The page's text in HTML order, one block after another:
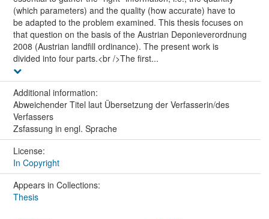
(which parameters) and the quality (how accurate) have to
be adapted to the problem examined. This thesis focuses on
that question on the basis of the Austrian Deponieverordnung
2008 (Austrian landfill ordinance). The present work is
divided into four parts.<br />The first...
Additional information:
Abweichender Titel laut Übersetzung der Verfasserin/des
Verfassers
Zsfassung in engl. Sprache
License:
In Copyright
Appears in Collections:
Thesis